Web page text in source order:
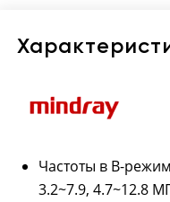
Частоты в B-
3.2~7.9, 4.7~12.8